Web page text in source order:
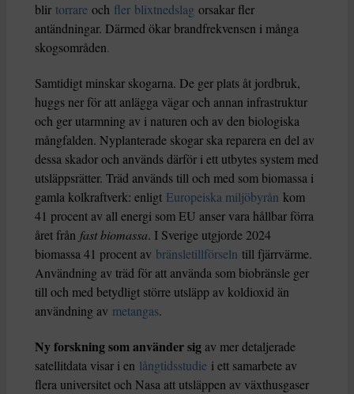
blir torrare och fler blixtnedslag orsakar fler
antändningar. Därmed ökar brandfrekvensen i många
skogsområden.
Samtidigt minskar skogarna. De ger plats åt jordbruk,
huggs ner för att anlägga vägar och annan infrastruktur
och ger utarmning av i naturen och av den biologiska
mångfalden. Nyplanterade skogar ska reparera en del av
dessa skador och används därför i ett utbytes system med
utsläppsrätter. Träd används till och med som biomassa i
gamla kolkraftverk: enligt Europeiska miljöbyrån kom
41 procent av all energi som EU anser vara hållbar förra
året från fast biomassa. I Sverige utgjorde 2024
biomassa 41 procent av bränsletillförseln till fjärrvärme.
Användning av träd för att använda som biobränsle ger
till och med betydligt större utsläpp av koldioxid än
användning av metangas.
Ny forskning som använder sigav mer detaljerade
satellitdata visar i en långtidsstudie i ett samarbete av
flera universitet och Nasa att utsläppen av växthusgaser